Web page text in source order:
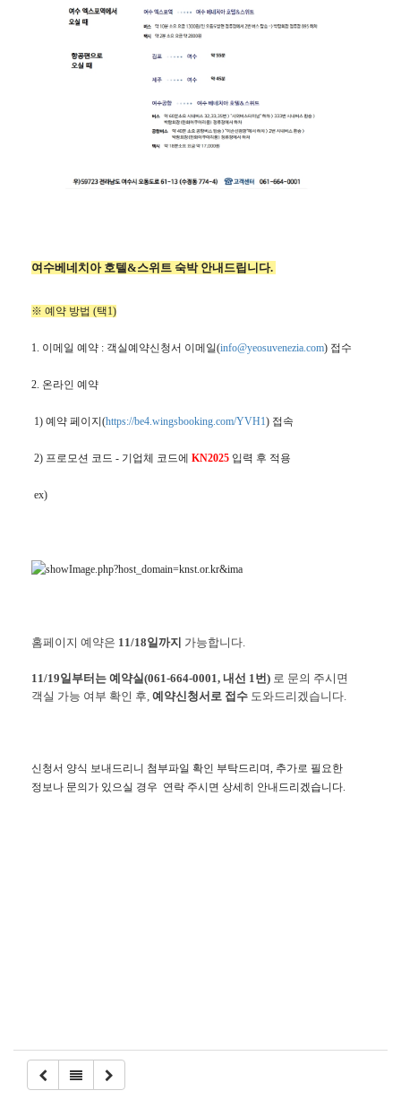
여수베네치아 호텔&스위트 숙박 안내드립니다.
※ 예약 방법 (택1)
1. 이메일 예약 : 객실예약신청서 이메일(info@yeosuvenezia.com) 접수
2. 온라인 예약
1) 예약 페이지(https://be4.wingsbooking.com/YVH1) 접속
2) 프로모션 코드 - 기업체 코드에 KN2025 입력 후 적용
ex)
홈페이지 예약은 11/18일까지 가능합니다.
11/19일부터는 예약실(061-664-0001, 내선 1번) 로 문의 주시면
객실 가능 여부 확인 후, 예약신청서로 접수 도와드리겠습니다.
신청서 양식 보내드리니 첨부파일 확인 부탁드리며, 추가로 필요한
정보나 문의가 있으실 경우 연락 주시면 상세히 안내드리겠습니다.